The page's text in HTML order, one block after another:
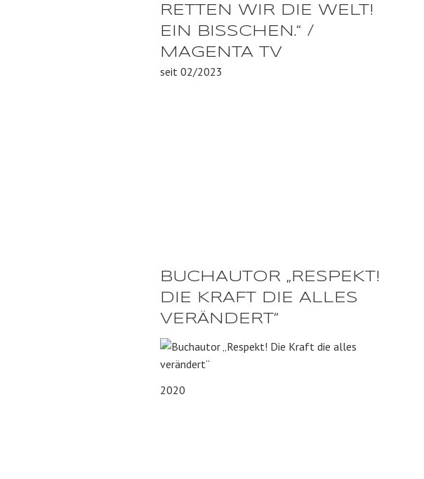
RETTEN WIR DIE WELT!
EIN BISSCHEN.“ /
MAGENTA TV
seit 02/2023
BUCHAUTOR „RESPEKT!
DIE KRAFT DIE ALLES
VERÄNDERT“
2020